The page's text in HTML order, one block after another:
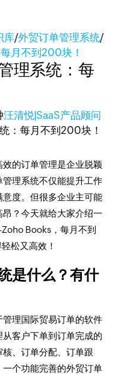
库/外贸订单管理系统/
月不到200块！
理系统：每
汪清悦|SaaS产品顾问
的订单管理是企业脱颖
理系统不仅能提升工作
度。但很多企业主可能
？今天就给大家介绍一
Books，每月不到
松又高效！
是什么？有什
管理国际贸易订单的软件
客户下单到订单完成的
、订单分配、订单跟
个功能完善的外贸订单